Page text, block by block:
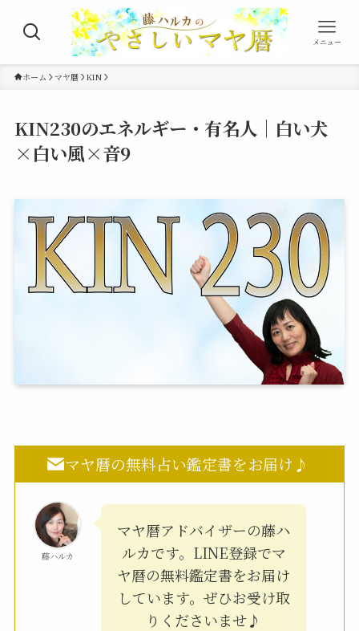
メニュー
ホーム マヤ暦 KIN
KIN230のエネルギー・有名人｜白い犬
×白い風×音9
マヤ暦の無料占い鑑定書をお届け♪
藤ハルカ
マヤ暦アドバイザーの藤ハ
ルカです。LINE登録でマ
ヤ暦の無料鑑定書をお届け
しています。ぜひお受け取
りくださいませ♪